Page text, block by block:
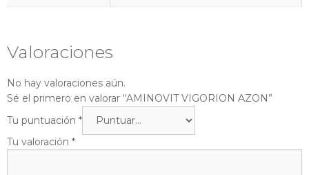
Valoraciones
No hay valoraciones aún.
Sé el primero en valorar “AMINOVIT VIGORION AZON”
Tu puntuación *
Tu valoración *